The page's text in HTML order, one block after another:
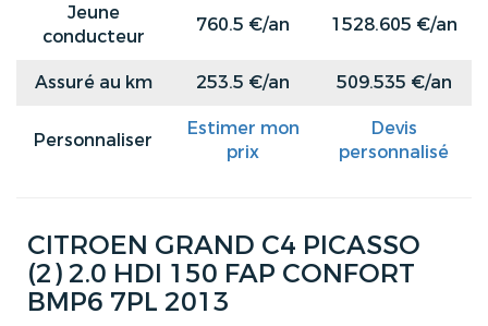
Jeune
conducteur
760.5 €/an 1528.605 €/an
Assuré au km 253.5 €/an 509.535 €/an
Personnaliser
Estimer mon
prix
Devis
personnalisé
CITROEN GRAND C4 PICASSO
(2) 2.0 HDI 150 FAP CONFORT
BMP6 7PL 2013